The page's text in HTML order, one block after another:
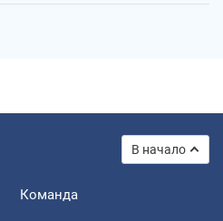
В начало
Команда